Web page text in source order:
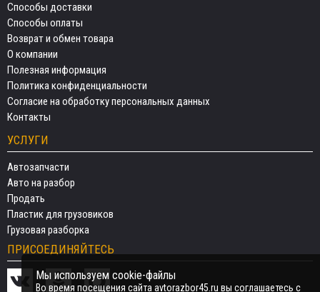
Способы доставки
Способы оплаты
Возврат и обмен товара
О компании
Полезная информация
Политика конфиденциальности
Согласие на обработку персональных данных
Контакты
УСЛУГИ
Автозапчасти
Авто на разбор
Продать
Пластик для грузовиков
Грузовая разборка
ПРИСОЕДИНЯЙТЕСЬ
Мы используем cookie-файлы
Во время посещения сайта avtorazbor45.ru вы соглашаетесь с